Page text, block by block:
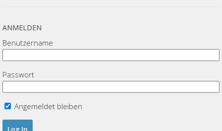
ANMELDEN
Benutzername
Passwort
Angemeldet bleiben